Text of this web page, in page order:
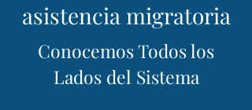
asistencia migratoria
Conocemos Todos los
Lados del Sistema